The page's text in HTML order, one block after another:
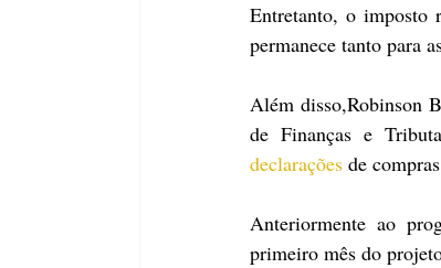
Entretanto, o imposto
permanece tanto para
Além disso,Robinson
de Finanças e
declarações de
Anteriormente ao
primeiro mês do